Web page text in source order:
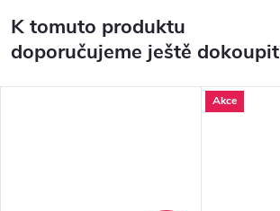
K tomuto produktu
doporučujeme ještě dokoupit
Akce